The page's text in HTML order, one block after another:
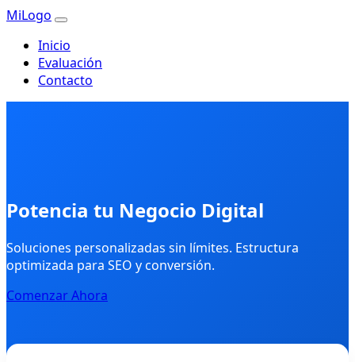
MiLogo
Inicio
Evaluación
Contacto
Potencia tu Negocio Digital
Soluciones personalizadas sin límites. Estructura
optimizada para SEO y conversión.
Comenzar Ahora